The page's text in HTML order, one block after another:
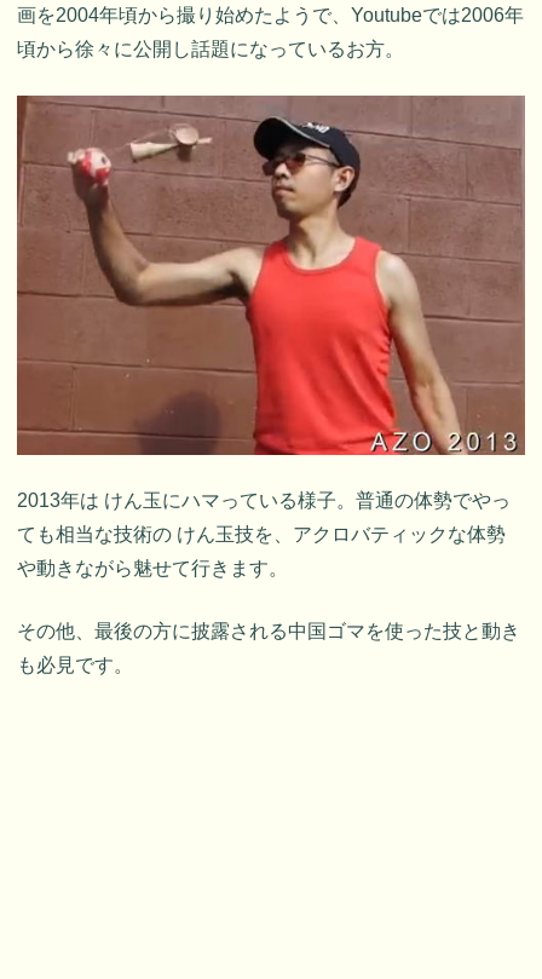
画を2004年頃から撮り始めたようで、Youtubeでは2006年
頃から徐々に公開し話題になっているお方。
2013年は けん玉にハマっている様子。普通の体勢でやっ
ても相当な技術の けん玉技を、アクロバティックな体勢
や動きながら魅せて行きます。
その他、最後の方に披露される中国ゴマを使った技と動き
も必見です。